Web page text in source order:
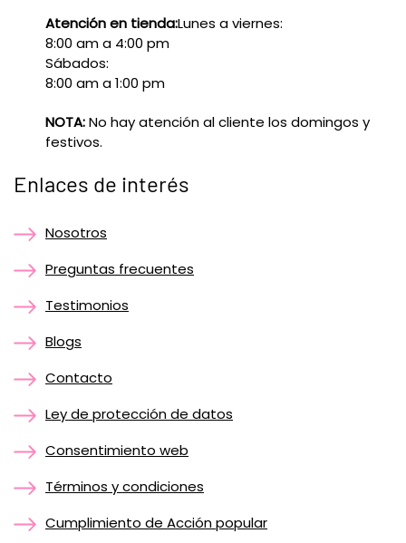
Atención en tienda:Lunes a viernes:
8:00 am a 4:00 pm
Sábados:
8:00 am a 1:00 pm
NOTA:No hay atención al cliente los domingos y
festivos.
Enlaces de interés
Nosotros
Preguntas frecuentes
Testimonios
Blogs
Contacto
Ley de protección de datos
Consentimiento web
Términos y condiciones
Cumplimiento de Acción popular